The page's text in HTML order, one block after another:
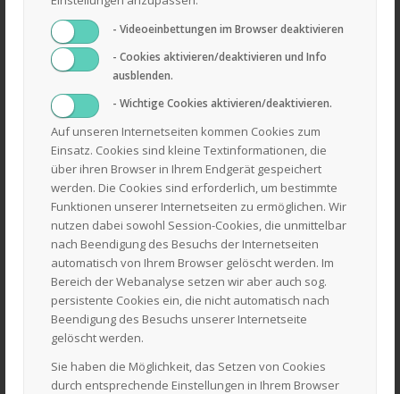
- Videoeinbettungen im Browser deaktivieren
- Cookies aktivieren/deaktivieren und Info
ausblenden.
- Wichtige Cookies aktivieren/deaktivieren.
Auf unseren Internetseiten kommen Cookies zum
Einsatz. Cookies sind kleine Textinformationen, die
über ihren Browser in Ihrem Endgerät gespeichert
werden. Die Cookies sind erforderlich, um bestimmte
Funktionen unserer Internetseiten zu ermöglichen. Wir
nutzen dabei sowohl Session-Cookies, die unmittelbar
nach Beendigung des Besuchs der Internetseiten
automatisch von Ihrem Browser gelöscht werden. Im
Bereich der Webanalyse setzen wir aber auch sog.
persistente Cookies ein, die nicht automatisch nach
Beendigung des Besuchs unserer Internetseite
gelöscht werden.
Sie haben die Möglichkeit, das Setzen von Cookies
durch entsprechende Einstellungen in Ihrem Browser
Um die besten Suchergebnisse zu erhalten, beachte bitte
folgende Hinweise:
Überprüfe die Rechtschreibung immer sorgfältig.
Versuche es mit einem ähnlichen Suchbegriff: z.B. Tablet
anstelle von Laptop.
Versuche mehr als einen Suchbegriff zu verwenden.
SIE HABEN FRAGEN? KONTAKTIEREN SIE UNS!
Daniel Laackmann e.K.
Quarnstedter Straße 14
25548 Kellinghusen